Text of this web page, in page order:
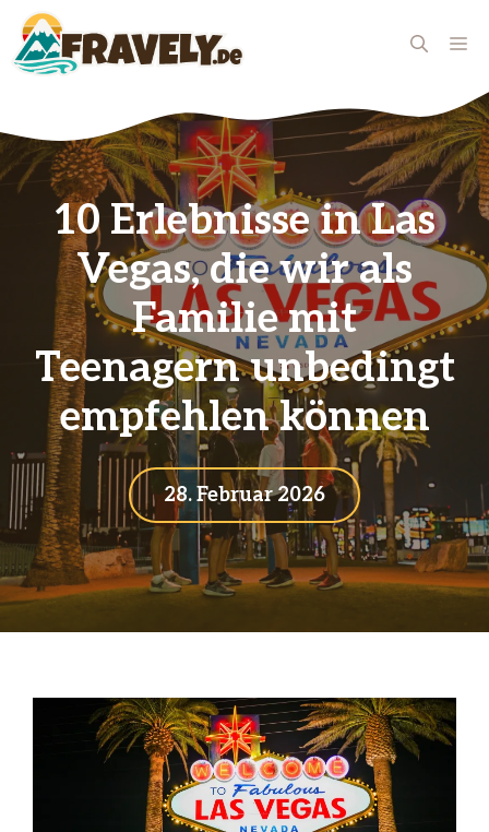
Zum
Inhalt
springen
10 Erlebnisse in Las
Vegas, die wir als
Familie mit
Teenagern unbedingt
empfehlen können
28. Februar 2026